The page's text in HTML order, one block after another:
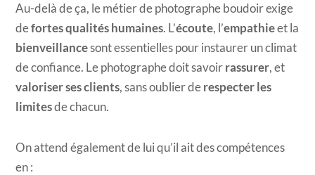
Au-delà de ça, le métier de photographe boudoir exige
defortes qualités humaines. L’écoute, l’empathieet la
bienveillancesont essentielles pour instaurer un climat
de confiance. Le photographe doit savoir rassurer, et
valoriser ses clients, sans oublier de respecter les
limitesde chacun.
On attend également de lui qu’il ait des compétences
en :